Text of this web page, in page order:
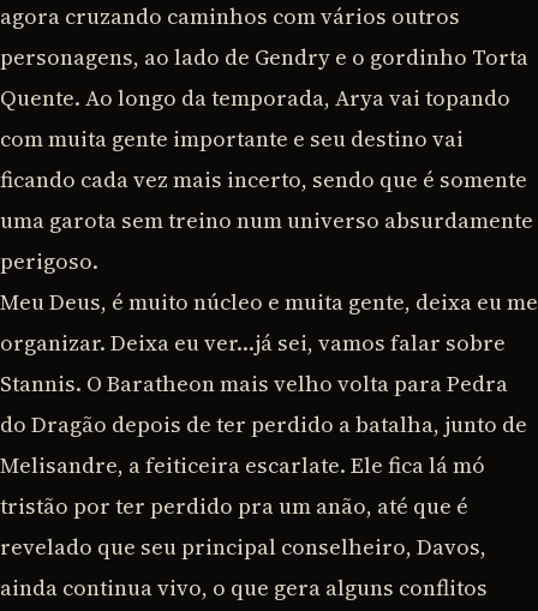
agora cruzando caminhos com vários outros
personagens, ao lado de Gendry e o gordinho Torta
Quente. Ao longo da temporada, Arya vai topando
com muita gente importante e seu destino vai
ficando cada vez mais incerto, sendo que é somente
uma garota sem treino num universo absurdamente
perigoso.
Meu Deus, é muito núcleo e muita gente, deixa eu me
organizar. Deixa eu ver…já sei, vamos falar sobre
Stannis. O Baratheon mais velho volta para Pedra
do Dragão depois de ter perdido a batalha, junto de
Melisandre, a feiticeira escarlate. Ele fica lá mó
tristão por ter perdido pra um anão, até que é
revelado que seu principal conselheiro, Davos,
ainda continua vivo, o que gera alguns conflitos